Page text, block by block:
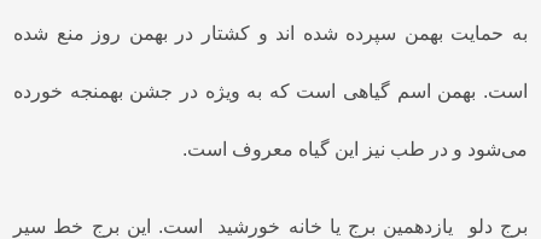
به حمایت بهمن سپرده شده اند و کشتار در بهمن روز منع شده
است. بهمن اسم گیاهی است که به ویژه در جشن بهمنجه خورده
می‌شود و در طب نیز این گیاه معروف است.
برج دلو یازدهمین برج یا خانه خورشید است. این برج خط سیر